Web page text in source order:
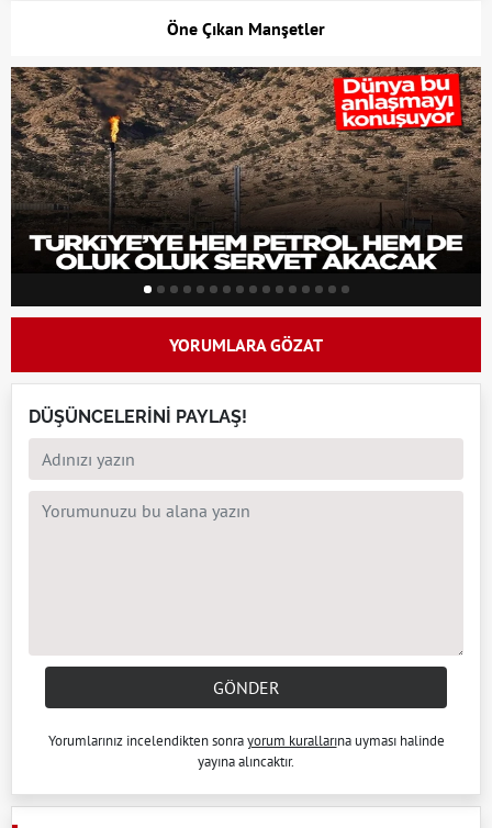
Öne Çıkan Manşetler
YORUMLARA GÖZAT
DÜŞÜNCELERİNİ PAYLAŞ!
GÖNDER
Yorumlarınız incelendikten sonrayorum kurallarına uyması halinde
yayına alıncaktır.